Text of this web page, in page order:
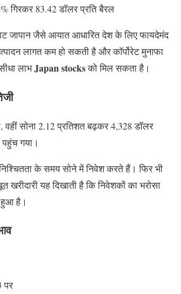
गिरकर 83.42 डॉलर प्रति बैरल
जापान जैसे आयात आधारित देश के लिए फायदेमंद
लागत कम हो सकती है और कॉर्पोरेट मुनाफा
लाभJapan stocksको मिल सकता है।
वहीं सोना 2.12 प्रतिशत बढ़कर 4,328 डॉलर
गया।
के समय सोने में निवेश करते हैं। फिर भी
खरीदारी यह दिखाती है कि निवेशकों का भरोसा
हुआ है।
पर